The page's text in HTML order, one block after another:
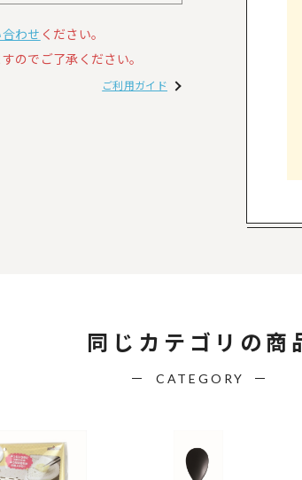
わせ ください。
のでご了承ください。
ご利用ガイド
同じカテゴリの商
CATEGORY